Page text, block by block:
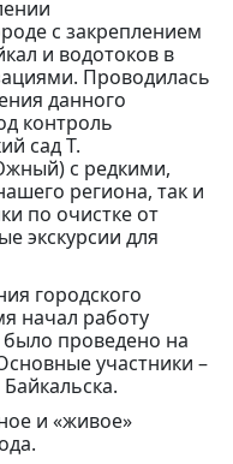
с закреплением
и водотоков в
Проводилась
данного
контроль
сад Т.
с редкими,
региона, так и
по очистке от
экскурсии для
городского
начал работу
проведено на
участники –
и «живое»